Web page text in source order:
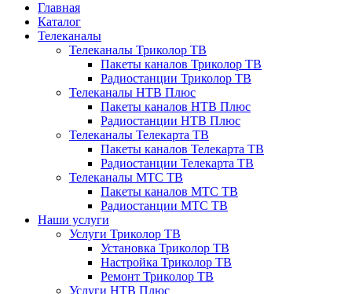
Главная
Каталог
Телеканалы
Телеканалы Триколор ТВ
Пакеты каналов Триколор ТВ
Радиостанции Триколор ТВ
Телеканалы НТВ Плюс
Пакеты каналов НТВ Плюс
Радиостанции НТВ Плюс
Телеканалы Телекарта ТВ
Пакеты каналов Телекарта ТВ
Радиостанции Телекарта ТВ
Телеканалы МТС ТВ
Пакеты каналов МТС ТВ
Радиостанции МТС ТВ
Наши услуги
Услуги Триколор ТВ
Установка Триколор ТВ
Настройка Триколор ТВ
Ремонт Триколор ТВ
Услуги НТВ Плюс